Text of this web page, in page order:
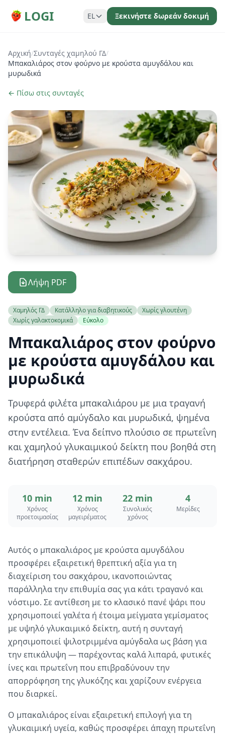
LOGI EL Ξεκινήστε δωρεάν δοκιμή
Αρχική/Συνταγές χαμηλού ΓΔ/
Μπακαλιάρος στον φούρνο με κρούστα αμυγδάλου και
μυρωδικά
← Πίσω στις συνταγές
Λήψη PDF
Χαμηλός ΓΔ Κατάλληλο για διαβητικούς
Χωρίς γλουτένη
Χωρίς γαλακτοκομικά
Εύκολο
Μπακαλιάρος στον φούρνο
με κρούστα αμυγδάλου και
μυρωδικά
Τρυφερά φιλέτα μπακαλιάρου με μια τραγανή
κρούστα από αμύγδαλο και μυρωδικά, ψημένα
στην εντέλεια. Ένα δείπνο πλούσιο σε πρωτεΐνη
και χαμηλού γλυκαιμικού δείκτη που βοηθά στη
διατήρηση σταθερών επιπέδων σακχάρου.
10 min
Χρόνος
προετοιμασίας
12 min
Χρόνος
μαγειρέματος
22 min
Συνολικός
χρόνος
4
Μερίδες
Αυτός ο μπακαλιάρος με κρούστα αμυγδάλου
προσφέρει εξαιρετική θρεπτική αξία για τη
διαχείριση του σακχάρου, ικανοποιώντας
παράλληλα την επιθυμία σας για κάτι τραγανό και
νόστιμο. Σε αντίθεση με το κλασικό πανέ ψάρι που
χρησιμοποιεί γαλέτα ή έτοιμα μείγματα γεμίσματος
με υψηλό γλυκαιμικό δείκτη, αυτή η συνταγή
χρησιμοποιεί ψιλοτριμμένα αμύγδαλα ως βάση για
την επικάλυψη — παρέχοντας καλά λιπαρά, φυτικές
ίνες και πρωτεΐνη που επιβραδύνουν την
απορρόφηση της γλυκόζης και χαρίζουν ενέργεια
που διαρκεί.
Ο μπακαλιάρος είναι εξαιρετική επιλογή για τη
γλυκαιμική υγεία, καθώς προσφέρει άπαχη πρωτεΐνη